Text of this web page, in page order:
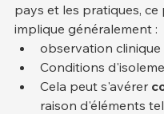
pays et les pratiques, ce
implique généralement :
observation clinique
Conditions
Cela peut s'avérer
raison d'éléments